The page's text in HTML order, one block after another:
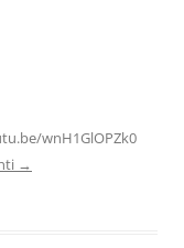
wnH1GlOPZk0
→